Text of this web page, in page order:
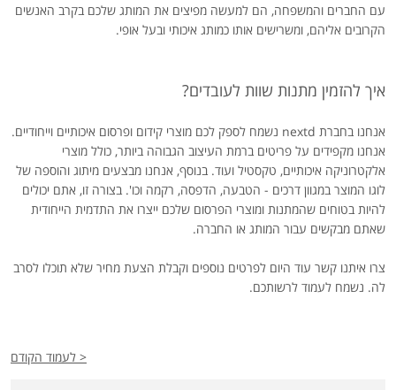
עם החברים והמשפחה, הם למעשה מפיצים את המותג שלכם בקרב האנשים
הקרובים אליהם, ומשרישים אותו כמותג איכותי ובעל אופי.
איך להזמין מתנות שוות לעובדים?
אנחנו בחברת nextd נשמח לספק לכם מוצרי קידום ופרסום איכותיים וייחודיים.
אנחנו מקפידים על פריטים ברמת העיצוב הגבוהה ביותר, כולל מוצרי
אלקטרוניקה איכותיים, טקסטיל ועוד. בנוסף, אנחנו מבצעים מיתוג והוספה של
לוגו המוצר במגוון דרכים - הטבעה, הדפסה, רקמה וכו'. בצורה זו, אתם יכולים
להיות בטוחים שהמתנות ומוצרי הפרסום שלכם ייצרו את התדמית הייחודית
שאתם מבקשים עבור המותג או החברה.
צרו איתנו קשר עוד היום לפרטים נוספים וקבלת הצעת מחיר שלא תוכלו לסרב
לה. נשמח לעמוד לרשותכם.
< לעמוד הקודם